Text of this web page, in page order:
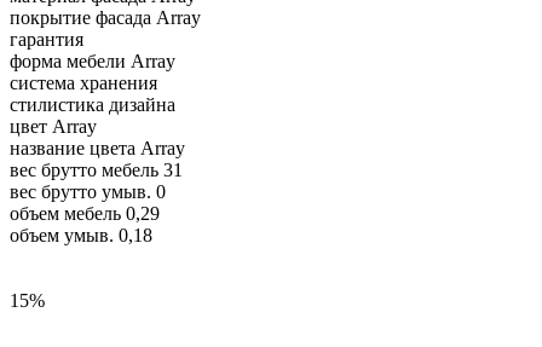
покрытие фасада Array
гарантия
форма мебели Array
система хранения
стилистика дизайна
цвет Array
название цвета Array
вес брутто мебель 31
вес брутто умыв. 0
объем мебель 0,29
объем умыв. 0,18
15%